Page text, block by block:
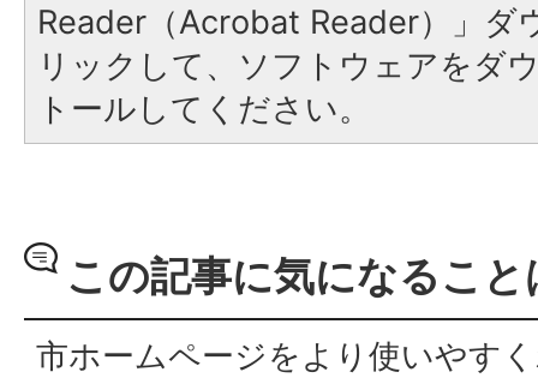
Reader（Acrobat Reader）」ダ
リックして、ソフトウェアをダ
トールしてください。
この記事に気になるこ
市ホームページをより使いやす